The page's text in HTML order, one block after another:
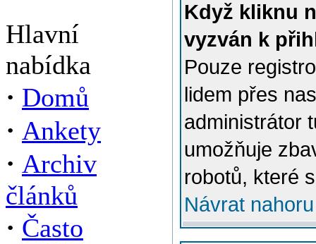
Hlavní
nabídka
· Domů
· Ankety
· Archiv
článků
· Často
Když kliknu
vyzván k
Pouze
lidem přes
administrátor
umožňuje
robotů, které
Návrat nahoru